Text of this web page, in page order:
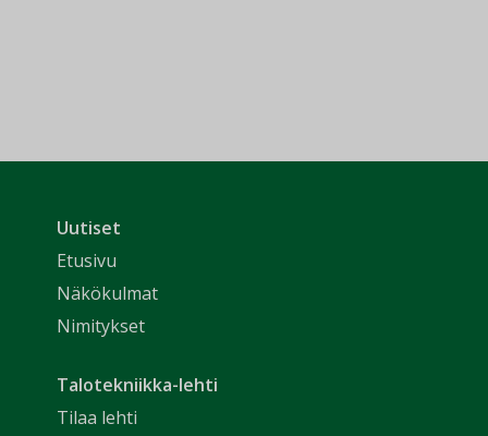
Uutiset
Etusivu
Näkökulmat
Nimitykset
Talotekniikka-lehti
Tilaa lehti